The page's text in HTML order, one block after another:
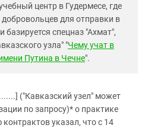
центр в Гудермесе, где
для отправки в
базируется спецназ "Ахмат",
узла" "Чему учат в
Путина в Чечне".
("Кавказский узел" может
по запросу)* о практике
указал, что с 14